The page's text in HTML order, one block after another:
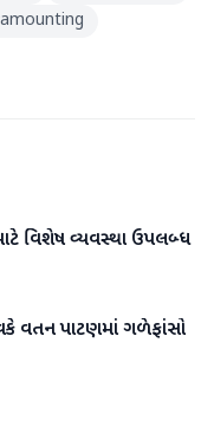
amounting
વિશેષ વ્યવસ્થા ઉપલબ્ધ
વતન પાટણમાં ગળેફાંસો